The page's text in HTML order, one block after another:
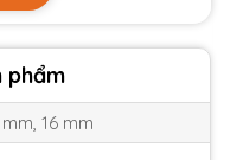
phẩm
16 mm